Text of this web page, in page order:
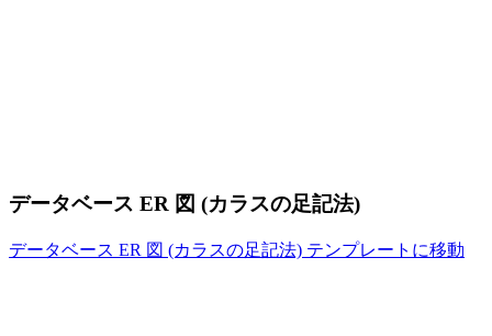
データベース ER 図 (カラスの足記法)
データベース ER 図 (カラスの足記法) テンプレートに移動